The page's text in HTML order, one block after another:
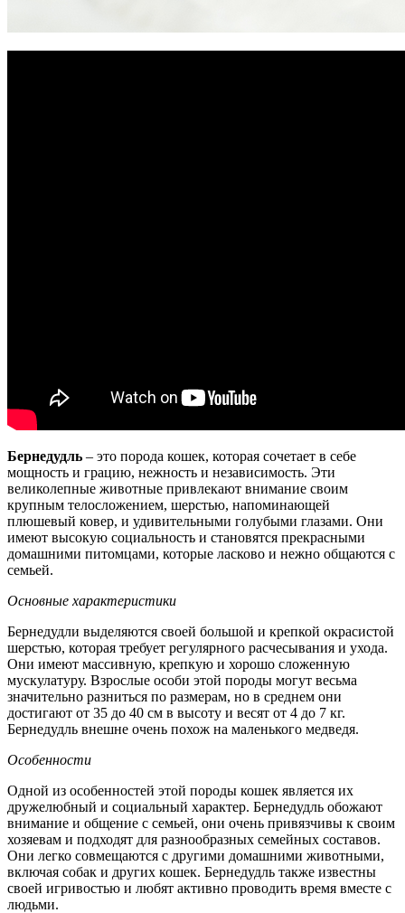
Бернедудль – это порода кошек, которая сочетает в себе
мощность и грацию, нежность и независимость. Эти
великолепные животные привлекают внимание своим
крупным телосложением, шерстью, напоминающей
плюшевый ковер, и удивительными голубыми глазами. Они
имеют высокую социальность и становятся прекрасными
домашними питомцами, которые ласково и нежно общаются с
семьей.
Основные характеристики
Бернедудли выделяются своей большой и крепкой окрасистой
шерстью, которая требует регулярного расчесывания и ухода.
Они имеют массивную, крепкую и хорошо сложенную
мускулатуру. Взрослые особи этой породы могут весьма
значительно разниться по размерам, но в среднем они
достигают от 35 до 40 см в высоту и весят от 4 до 7 кг.
Бернедудль внешне очень похож на маленького медведя.
Особенности
Одной из особенностей этой породы кошек является их
дружелюбный и социальный характер. Бернедудль обожают
внимание и общение с семьей, они очень привязчивы к своим
хозяевам и подходят для разнообразных семейных составов.
Они легко совмещаются с другими домашними животными,
включая собак и других кошек. Бернедудль также известны
своей игривостью и любят активно проводить время вместе с
людьми.